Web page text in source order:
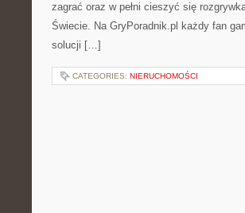
zagrać oraz w pełni cieszyć się
Świecie. Na GryPoradnik.pl każdy fan
solucji […]
CATEGORIES: NIERUCHOMOŚCI